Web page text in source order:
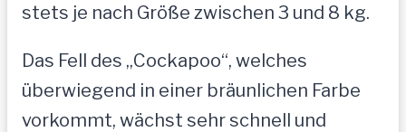
stets je nach Größe zwischen 3 und 8 kg.
Das Fell des „Cockapoo“, welches
überwiegend in einer bräunlichen Farbe
vorkommt, wächst sehr schnell und